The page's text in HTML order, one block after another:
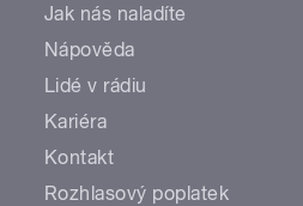
Jak nás naladíte
Nápověda
Lidé v rádiu
Kariéra
Kontakt
Rozhlasový poplatek